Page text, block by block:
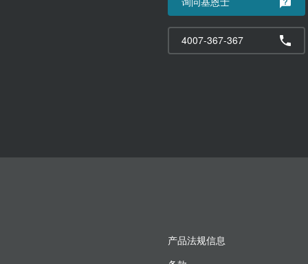
4007-367-367
产品法规信息